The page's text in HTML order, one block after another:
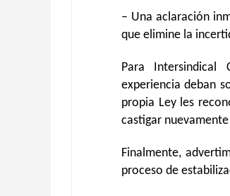
– Una aclaración
que elimine la
Para Intersindical
experiencia deban
propia Ley les
castigar
Finalmente,
proceso de